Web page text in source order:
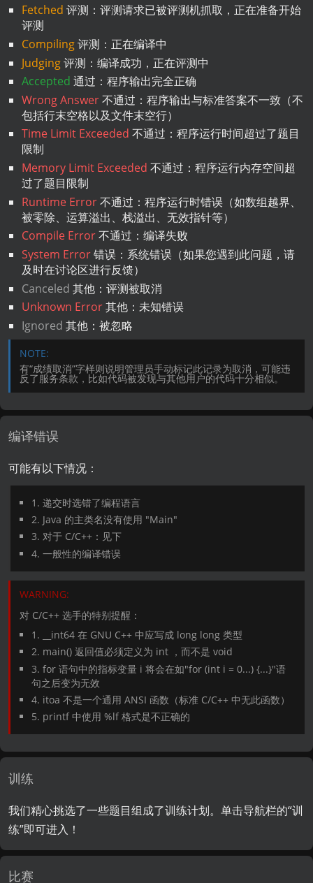
Fetched 评测：评测请求已被评测机抓取，正在准备开始
评测
Compiling评测：正在编译中
Judging评测：编译成功，正在评测中
Accepted 通过：程序输出完全正确
Wrong Answer不通过：程序输出与标准答案不一致（不
包括行末空格以及文件末空行）
Time Limit Exceeded 不通过：程序运行时间超过了题目
限制
Memory Limit Exceeded 不通过：程序运行内存空间超
过了题目限制
Runtime Error不通过：程序运行时错误（如数组越界、
被零除、运算溢出、栈溢出、无效指针等）
Compile Error不通过：编译失败
System Error错误：系统错误（如果您遇到此问题，请
及时在讨论区进行反馈）
Canceled 其他：评测被取消
Unknown Error其他：未知错误
Ignored 其他：被忽略
有“成绩取消”字样则说明管理员手动标记此记录为取消，可能违
反了服务条款，比如代码被发现与其他用户的代码十分相似。
编译错误
可能有以下情况：
1. 递交时选错了编程语言
2. Java 的主类名没有使用 "Main"
3. 对于 C/C++：见下
4. 一般性的编译错误
对 C/C++ 选手的特别提醒：
1. __int64 在 GNU C++ 中应写成 long long 类型
2. main() 返回值必须定义为 int ，而不是 void
3. for 语句中的指标变量 i 将会在如"for (int i = 0...) {...}"语
句之后变为无效
4. itoa 不是一个通用 ANSI 函数（标准 C/C++ 中无此函数）
5. printf 中使用 %lf 格式是不正确的
训练
我们精心挑选了一些题目组成了训练计划。单击导航栏的“训
练”即可进入！
比赛